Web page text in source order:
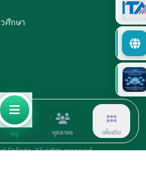
เมนู บุคลากร เพิ่มเติม
ศึกษา
College. All rights reserved.